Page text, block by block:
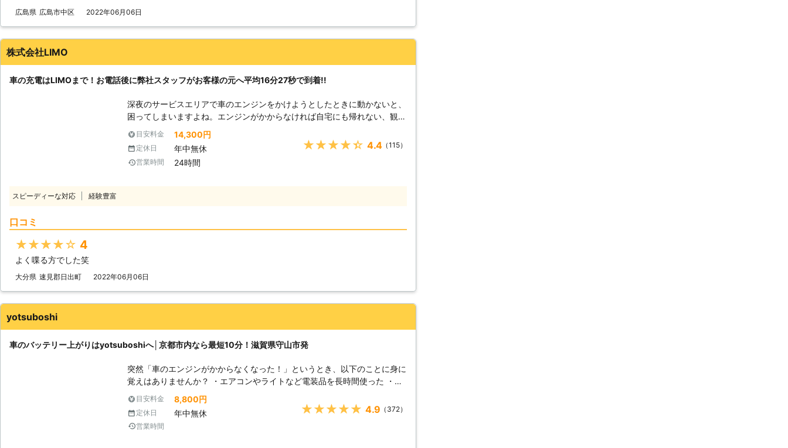
余裕がないことも多いでしょう。 そんなときこそ、弊社「株式会社クイッ
ただきますので、車のバッテリーが上がった時はぜひ弊社をご利用ください
広島県 広島市中区 2022年06月06日
株式会社LIMO
車の充電はLIMOまで！お電話後に弊社スタッフがお客様の元へ平均16分27秒で到着!!
深夜のサービスエリアで車のエンジンをかけようとしたときに動かないと、
困ってしまいますよね。エンジンがかからなければ自宅にも帰れない、観光
もできないので八方塞がりです。 そんなときこそ、弊社「LＩMO」がお客
様の元へすぐに駆けつけてお助けします！ 弊社の強みは、お客様からお電
話をいただいたてから平均16分27秒でお客さまの元へ駆け付けることで
す。弊社は10万件以上の実績を積んできたからこそ、どのルートを使えば
けられるようになったのです。 この時間で駆け付けることによって、お客
目安料金 14,300円
定休日 年中無休
営業時間 24時間
★★★★★ 4.4（115）
スピーディーな対応 経験豊富
口コミ
★★★★★ 4
よく喋る方でした笑
大分県 速見郡日出町 2022年06月06日
yotsuboshi
車のバッテリー上がりはyotsuboshiへ│京都市内なら最短10分！滋賀県守山市発
突然「車のエンジンがかからなくなった！」というとき、以下のことに身に
覚えはありませんか？ ・エアコンやライトなど電装品を長時間使った ・最
後にバッテリーを交換してから2年以上経っている ・長い間車に乗っていな
かった このようなときは車のバッテリー上がりが原因かもしれません。そ
んなときはyotsuboshiにお任せを！ 当店は滋賀県守山市に拠点をおき、車
のバッテリー上がりに対応しています。エンジン始動に駆け付けますので、
目安料金 8,800円
定休日 年中無休
営業時間
★★★★★ 4.9 （372）